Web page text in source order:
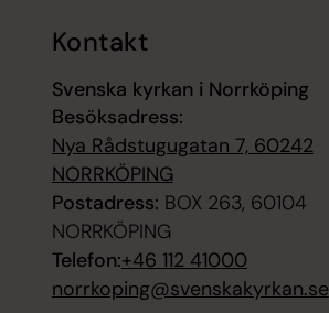
Kontakt
Svenska kyrkan i Norrköping
Besöksadress:
Nya Rådstugugatan 7, 60242
NORRKÖPING
Postadress: BOX 263, 60104
NORRKÖPING
Telefon:+46 112 41000
norrkoping@svenskakyrkan.se